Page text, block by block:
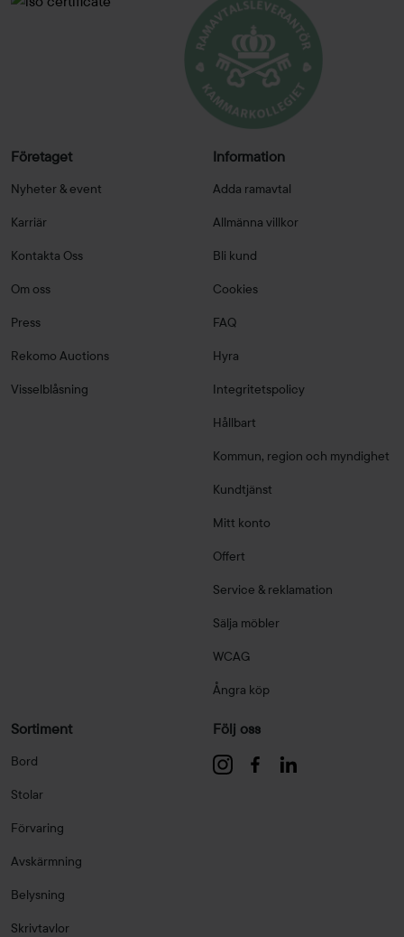
Företaget
Nyheter & event
Karriär
Kontakta Oss
Om oss
Press
Rekomo Auctions
Visselblåsning
Information
Adda ramavtal
Allmänna villkor
Bli kund
Cookies
FAQ
Hyra
Integritetspolicy
Hållbart
Kommun, region och myndighet
Kundtjänst
Mitt konto
Offert
Service & reklamation
Sälja möbler
WCAG
Ångra köp
Sortiment
Bord
Stolar
Förvaring
Avskärmning
Belysning
Skrivtavlor
Följ oss